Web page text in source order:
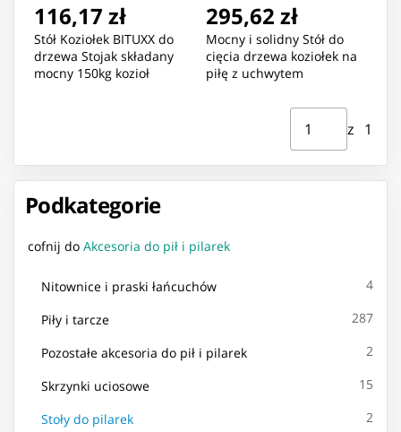
Podkategorie
cofnij do Akcesoria do pił i pilarek
Nitownice i praski łańcuchów 4
Piły i tarcze 287
Pozostałe akcesoria do pił i pilarek 2
Skrzynki uciosowe 15
Stoły do pilarek 2
116,17 zł
Stół Koziołek BITUXX do
drzewa Stojak składany
mocny 150kg kozioł
295,62 zł
Mocny i solidny Stół do
cięcia drzewa koziołek na
piłę z uchwytem
Strona ⁨1⁩ z ⁨1⁩
z ⁨1⁩
Przejdź do strony